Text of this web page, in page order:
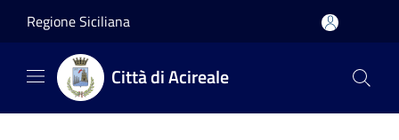
Regione Siciliana
Città di Acireale